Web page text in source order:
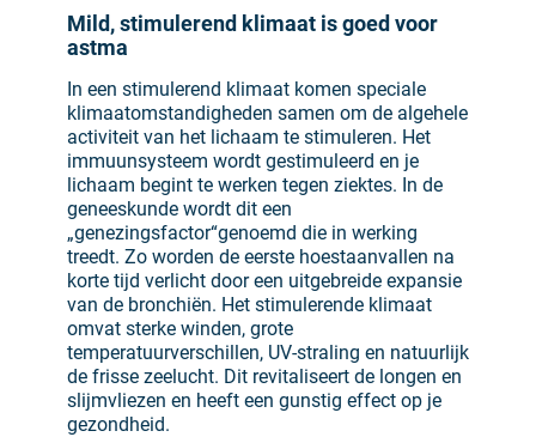
Mild, stimulerend klimaat is goed voor
astma
In een stimulerend klimaat komen speciale
klimaatomstandigheden samen om de algehele
activiteit van het lichaam te stimuleren. Het
immuunsysteem wordt gestimuleerd en je
lichaam begint te werken tegen ziektes. In de
geneeskunde wordt dit een
„genezingsfactor“genoemd die in werking
treedt. Zo worden de eerste hoestaanvallen na
korte tijd verlicht door een uitgebreide expansie
van de bronchiën. Het stimulerende klimaat
omvat sterke winden, grote
temperatuurverschillen, UV-straling en natuurlijk
de frisse zeelucht. Dit revitaliseert de longen en
slijmvliezen en heeft een gunstig effect op je
gezondheid.